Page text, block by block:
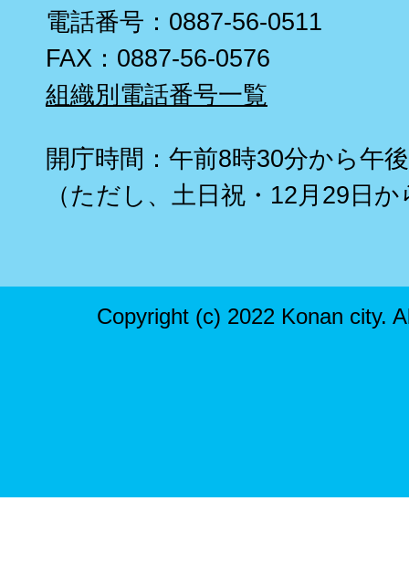
電話番号：0887-56-0511
FAX：0887-56-0576
組織別電話番号一覧
開庁時間：午前8時30分から午
（ただし、土日祝・12月29日
Copyright (c) 2022 Konan city.